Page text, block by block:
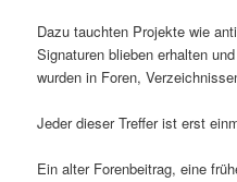
Dazu tauchten Projekte wie
Signaturen blieben erhalten
wurden in Foren,
Jeder dieser Treffer ist erst
Ein alter Forenbeitrag, eine